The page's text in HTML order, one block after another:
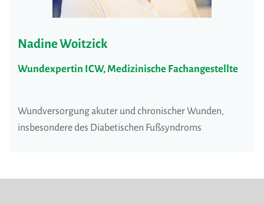
Nadine Woitzick
Wundexpertin ICW, Medizinische Fachangestellte
Wundversorgung akuter und chronischer Wunden,
insbesondere des Diabetischen Fußsyndroms